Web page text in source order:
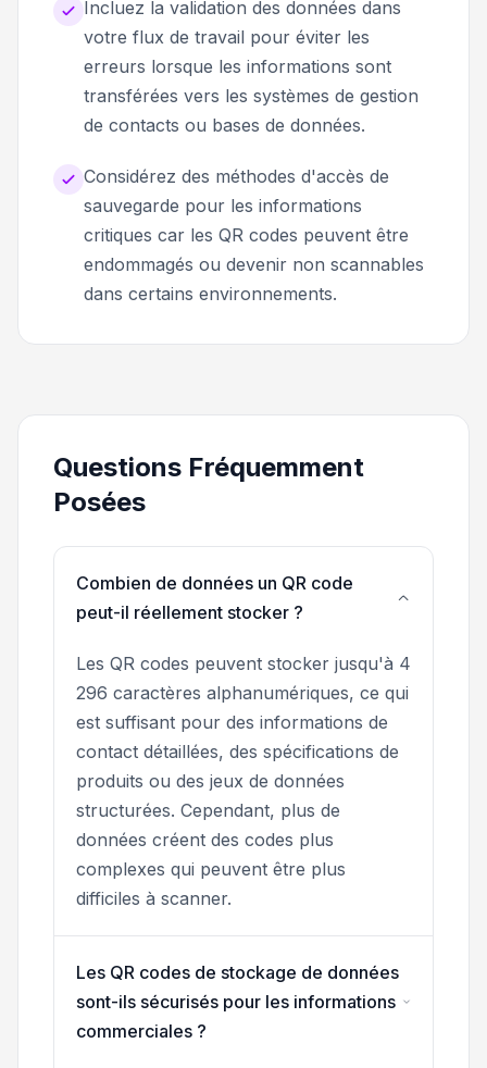
Incluez la validation des données dans
votre flux de travail pour éviter les
erreurs lorsque les informations sont
transférées vers les systèmes de gestion
de contacts ou bases de données.
Considérez des méthodes d'accès de
sauvegarde pour les informations
critiques car les QR codes peuvent être
endommagés ou devenir non scannables
dans certains environnements.
Questions Fréquemment
Posées
Combien de données un QR code
peut-il réellement stocker ?
Les QR codes peuvent stocker jusqu'à 4
296 caractères alphanumériques, ce qui
est suffisant pour des informations de
contact détaillées, des spécifications de
produits ou des jeux de données
structurées. Cependant, plus de
données créent des codes plus
complexes qui peuvent être plus
difficiles à scanner.
Les QR codes de stockage de données
sont-ils sécurisés pour les informations
commerciales ?